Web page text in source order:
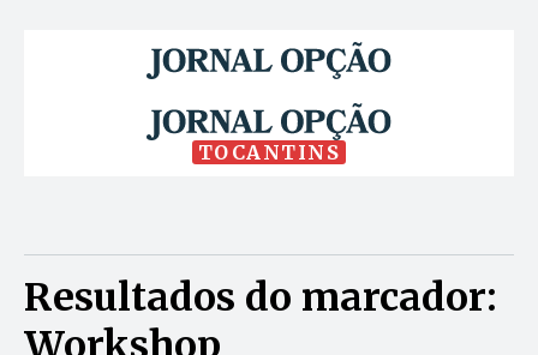
TOCANTINS
Resultados do marcador:
Workshop